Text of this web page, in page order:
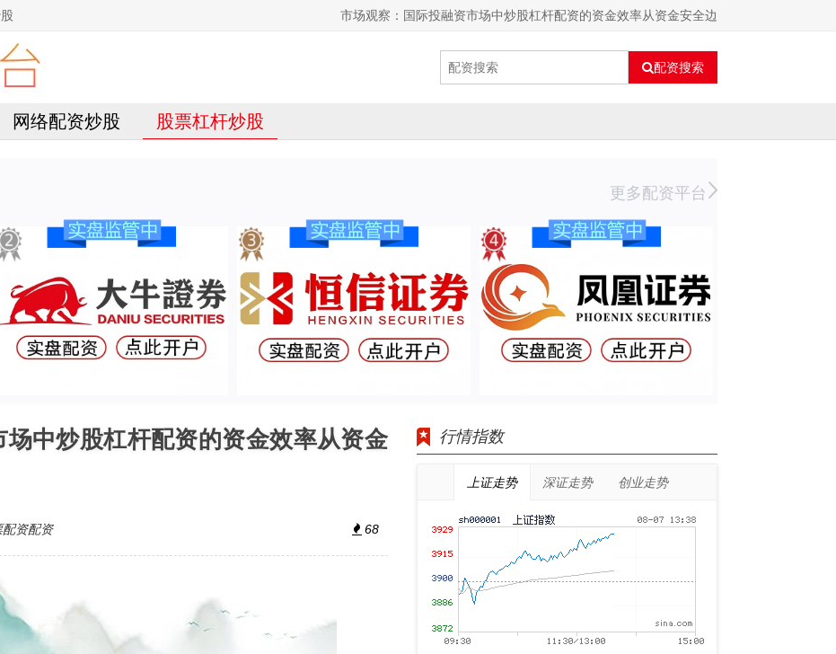
市场观察：国际投融资市场中炒股杠杆配资的资金效率从资金安全边
配资搜索
网络配资炒股 股票杠杆炒股
更多配资平台
中炒股杠杆配资的资金效率从资金
配资配资 68
行情指数
上证走势 深证走势 创业走势